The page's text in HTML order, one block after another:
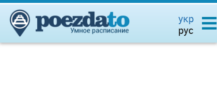
укр
рус